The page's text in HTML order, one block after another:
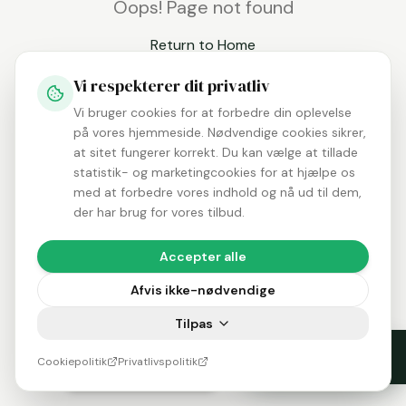
Oops! Page not found
Return to Home
Vi respekterer dit privatliv
Vi bruger cookies for at forbedre din oplevelse
på vores hjemmeside. Nødvendige cookies sikrer,
at sitet fungerer korrekt. Du kan vælge at tillade
statistik- og marketingcookies for at hjælpe os
med at forbedre vores indhold og nå ud til dem,
der har brug for vores tilbud.
Accepter alle
Afvis ikke-nødvendige
Tilpas
Cookiepolitik Privatlivspolitik
Tilsynsrapport 2026